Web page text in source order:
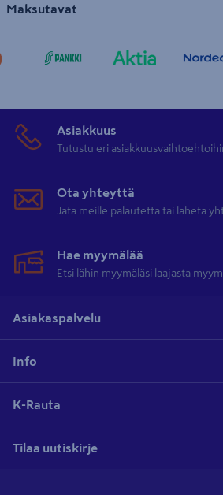
Maksutavat
Asiakkuus
Tutustu eri
Ota yhteyttä
Jätä meille palautetta tai lähetä
Hae myymälää
Etsi lähin myymäläsi laajasta
Asiakaspalvelu
Info
K-Rauta
Tilaa uutiskirje